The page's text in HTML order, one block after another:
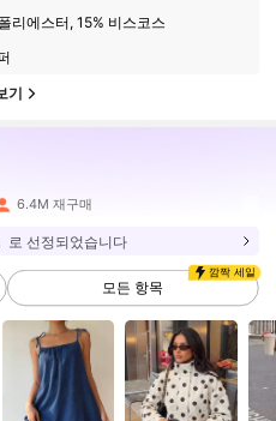
리에스터, 15% 비스코스
기
6.4M 재구매
로 선정되었습니다
깜짝 세일
모든 항목